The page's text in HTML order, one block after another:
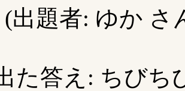
出題者: ゆか さ
た答え: ちびち